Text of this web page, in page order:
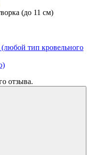
(до 11 см)
тип кровельного
отзыва.